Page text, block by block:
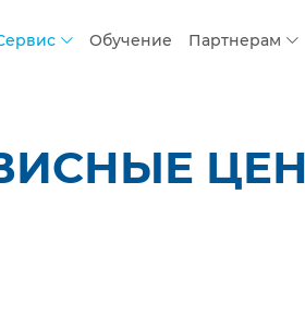
Обучение Партнерам